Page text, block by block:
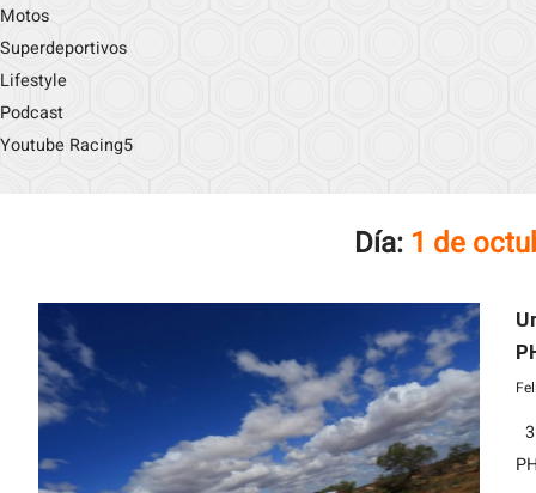
Motos
Superdeportivos
Lifestyle
Podcast
Youtube Racing5
Día: 1 de